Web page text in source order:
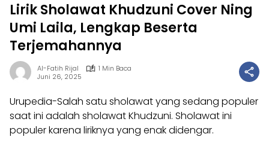
Lirik Sholawat Khudzuni Cover Ning
Umi Laila, Lengkap Beserta
Terjemahannya
Al-Fatih Rijal
1 Min Baca
Juni 26, 2025
Urupedia-Salah satu sholawat yang sedang populer
saat ini adalah sholawat Khudzuni. Sholawat ini
populer karena liriknya yang enak didengar.